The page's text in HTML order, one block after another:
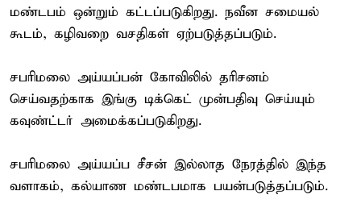
மண்டபம் ஒன்றும் கட்டப்படுகிறது. நவீன சமையல்
கூடம், கழிவறை வசதிகள் ஏற்படுத்தப்படும்.
சபரிமலை அய்யப்பன் கோவிலில் தரிசனம்
செய்வதற்காக இங்கு டிக்கெட் முன்பதிவு செய்யும்
கவுண்ட்டர் அமைக்கப்படுகிறது.
சபரிமலை அய்யப்ப சீசன் இல்லாத நேரத்தில் இந்த
வளாகம், கல்யாண மண்டபமாக பயன்படுத்தப்படும்.